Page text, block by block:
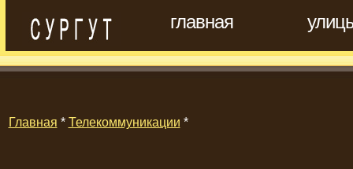
главная
Главная * Телекоммуникации *